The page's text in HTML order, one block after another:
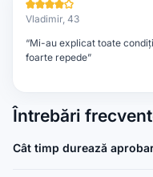
Vladimir, 43
“Mi-au explicat toate
foarte repede”
5
Întrebări
Cât timp durează